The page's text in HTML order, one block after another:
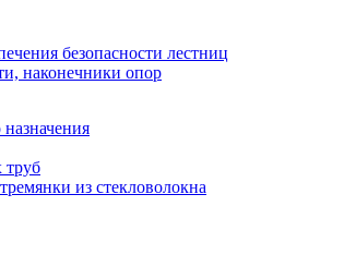
безопасности лестниц
наконечники опор
труб
из стекловолокна